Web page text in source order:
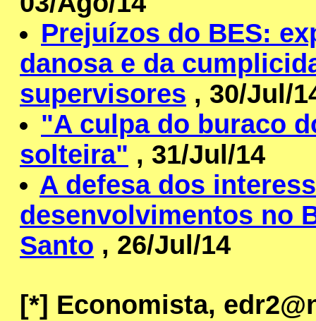
Prejuízos do BES:
danosa e da
supervisores , 30/Jul/
"A culpa do buraco
solteira" , 31/Jul/14
A defesa dos
desenvolvimentos no
Santo , 26/Jul/14
[*] Economista,